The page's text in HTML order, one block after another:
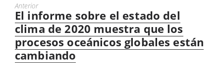
Anterior
Previous
post:
El informe sobre el estado del
clima de 2020 muestra que los
procesos oceánicos globales están
cambiando